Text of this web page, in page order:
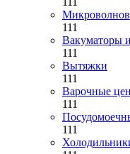
111
Вакуматоры
111
Вытяжки
111
Варочные
111
111